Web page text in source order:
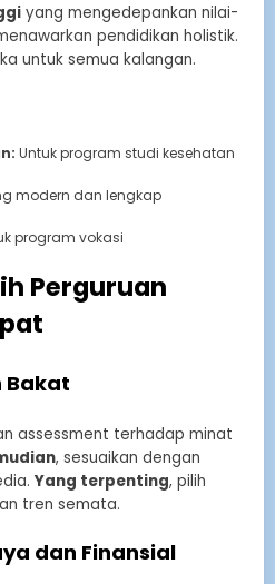
yang mengedepankan nilai-
pendidikan holistik.
untuk semua kalangan.
Untuk program studi kesehatan
modern dan lengkap
program vokasi
Perguruan
Bakat
assessment terhadap minat
, sesuaikan dengan
Yang terpenting, pilih
tren semata.
dan Finansial